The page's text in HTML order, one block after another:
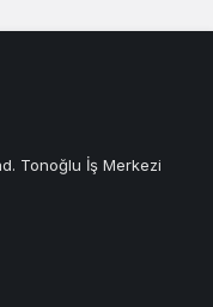
Tonoğlu İş Merkezi